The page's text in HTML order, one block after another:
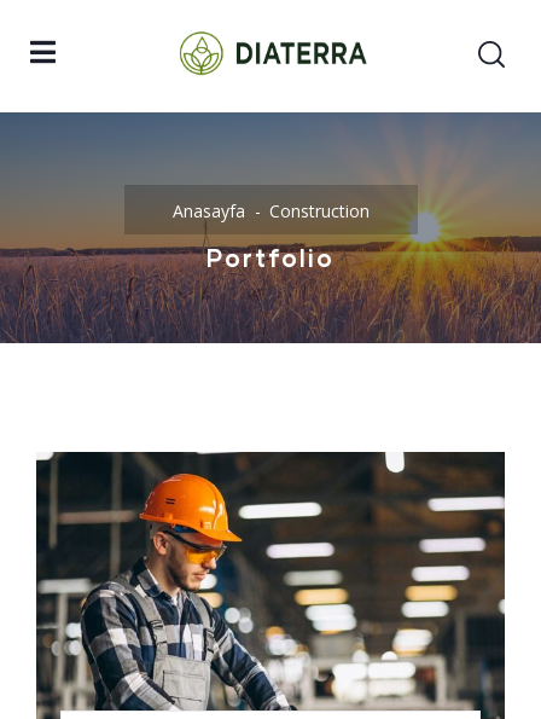
Anasayfa Construction
Portfolio